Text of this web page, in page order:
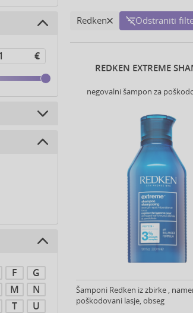
Redken Odstraniti
REDKEN EXTREME
negovalni šampon za
Šamponi Redken iz zbirke ,
poškodovani lasje, obseg
F
G
M
N
T
U